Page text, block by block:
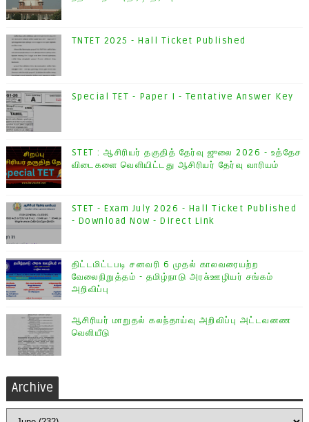
TNTET 2025 - Hall Ticket Published
Special TET - Paper I - Tentative Answer Key
STET : ஆசிரியர் தகுதித் தேர்வு ஜுலை 2026 - உத்தேச
விடைகளை வெளியிட்டது ஆசிரியர் தேர்வு வாரியம்
STET - Exam July 2026 - Hall Ticket Published
- Download Now - Direct Link
திட்டமிட்டபடி சனவரி 6 முதல் காலவரையற்ற
வேலைநிறுத்தம் - தமிழ்நாடு அரசு்ஊழியர் சங்கம்
அறிவிப்பு
ஆசிரியர் மாறுதல் கலந்தாய்வு அறிவிப்பு அட்டவனண
வெளியீடு
Archive